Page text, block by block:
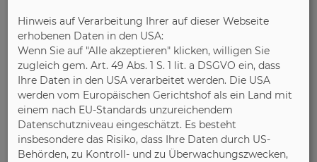
Hinweis auf Verarbeitung Ihrer auf dieser Webseite
erhobenen Daten in den USA:
Wenn Sie auf "Alle akzeptieren" klicken, willigen Sie
zugleich gem. Art. 49 Abs. 1 S. 1 lit. a DSGVO ein, dass
Ihre Daten in den USA verarbeitet werden. Die USA
werden vom Europäischen Gerichtshof als ein Land mit
einem nach EU-Standards unzureichendem
Datenschutzniveau eingeschätzt. Es besteht
insbesondere das Risiko, dass Ihre Daten durch US-
Behörden, zu Kontroll- und zu Überwachungszwecken,